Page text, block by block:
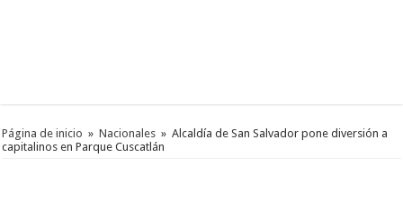
Página de inicio » Nacionales » Alcaldía de San Salvador pone diversión a
capitalinos en Parque Cuscatlán